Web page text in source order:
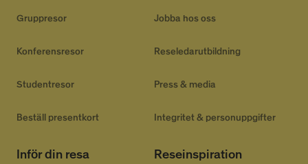
Gruppresor
Konferensresor
Studentresor
Beställ presentkort
Jobba hos oss
Reseledarutbildning
Press & media
Integritet & personuppgifter
Inför din resa Reseinspiration
sekunder